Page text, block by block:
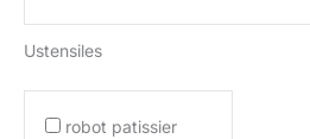
Ustensiles
robot patissier